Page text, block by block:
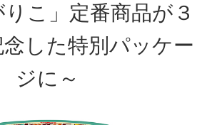
こ」定番商品が３
念した特別パッケー
ジに～